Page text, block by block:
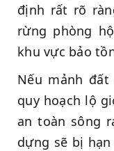
định rất rõ
rừng phòng
khu vực bảo
Nếu mảnh
quy hoạch lộ
an toàn sông
dựng sẽ bị